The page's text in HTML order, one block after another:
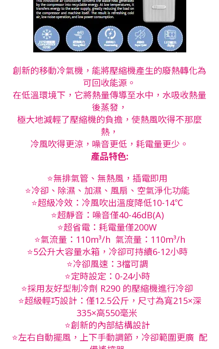
創新的移動冷氣機，能將壓縮機產生的廢熱轉化為
可回收能源。
在低溫環境下，它將熱量傳導至水中，水吸收熱量
後蒸發，
極大地減輕了壓縮機的負擔，使熱風吹得不那麼
熱，
冷風吹得更涼，噪音更低，耗電量更少。
產品特色:
⭐無排氣管、無熱風，插電即用
⭐冷卻、除濕、加濕、風扇、空氣淨化功能
⭐超級冷效：冷風吹出溫度降低10-14℃
⭐超靜音：噪音僅40-46dB(A)
⭐超省電：耗電量僅200W
⭐氣流量：110m³/h 氣流量：110m³/h
⭐5公升大容量水箱，冷卻可持續6-12小時
⭐冷卻風速：3檔可調
⭐定時設定：0-24小時
⭐採用友好型制冷劑 R290 的壓縮機進行冷卻
⭐超級輕巧設計：僅12.5公斤，尺寸為寬215×深
335×高550毫米
⭐創新的內部結構設計
⭐左右自動擺風，上下手動調節，冷卻範圍更廣 配